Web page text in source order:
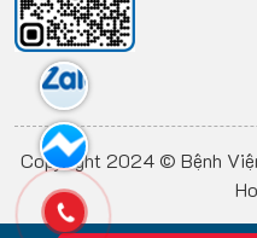
Copyright 2024 © Bệnh